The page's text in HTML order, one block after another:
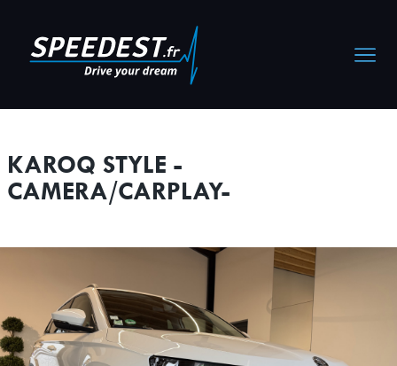
KAROQ STYLE -
CAMERA/CARPLAY-